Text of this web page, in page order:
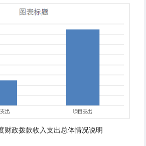
财政拨款收入支出总体情况说明